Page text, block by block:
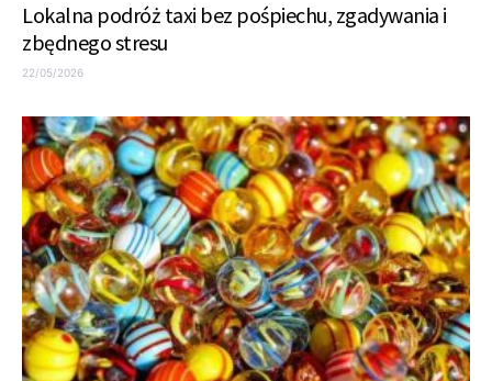
Lokalna podróż taxi bez pośpiechu, zgadywania i
zbędnego stresu
22/05/2026